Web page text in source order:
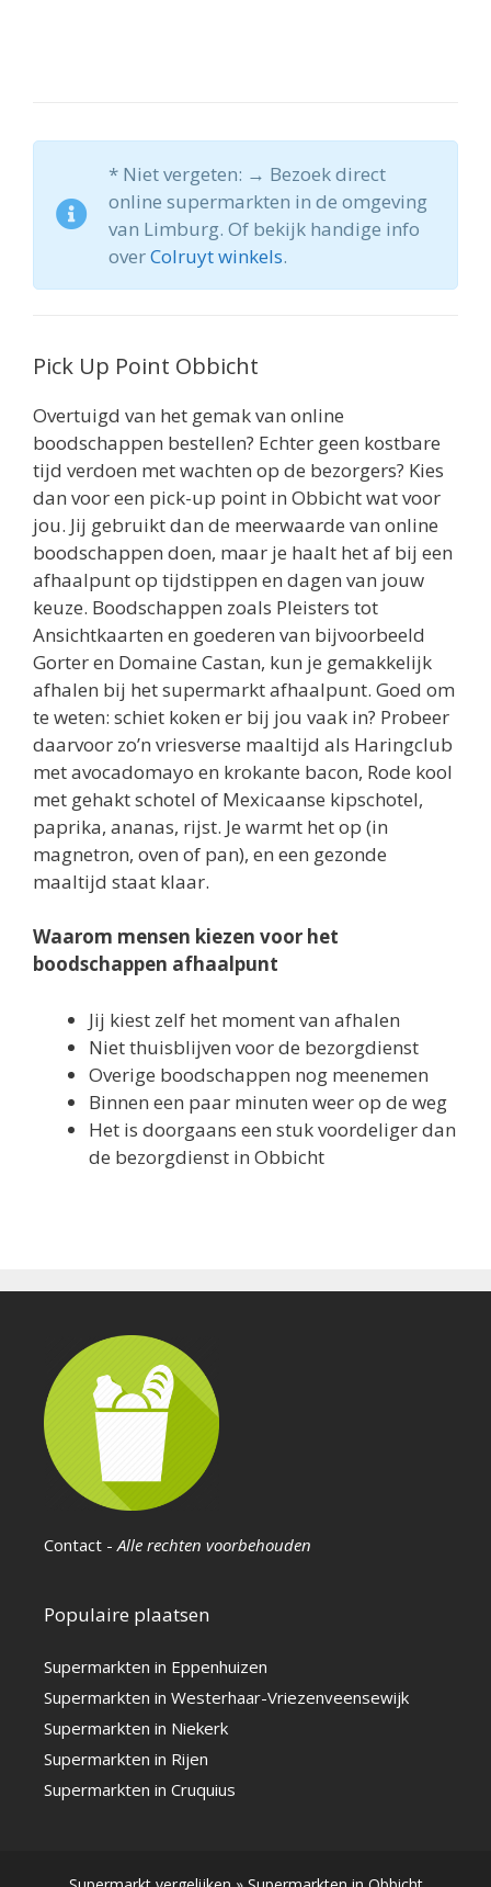
* Niet vergeten: → Bezoek direct
online supermarkten in de omgeving
van Limburg. Of bekijk handige info
overColruyt winkels.
Pick Up Point Obbicht
Overtuigd van het gemak van online
boodschappen bestellen? Echter geen kostbare
tijd verdoen met wachten op de bezorgers? Kies
dan voor een pick-up point in Obbicht wat voor
jou. Jij gebruikt dan de meerwaarde van online
boodschappen doen, maar je haalt het af bij een
afhaalpunt op tijdstippen en dagen van jouw
keuze. Boodschappen zoals Pleisters tot
Ansichtkaarten en goederen van bijvoorbeeld
Gorter en Domaine Castan, kun je gemakkelijk
afhalen bij het supermarkt afhaalpunt. Goed om
te weten: schiet koken er bij jou vaak in? Probeer
daarvoor zo’n vriesverse maaltijd als Haringclub
met avocadomayo en krokante bacon, Rode kool
met gehakt schotel of Mexicaanse kipschotel,
paprika, ananas, rijst. Je warmt het op (in
magnetron, oven of pan), en een gezonde
maaltijd staat klaar.
Waarom mensen kiezen voor het
boodschappen afhaalpunt
Jij kiest zelf het moment van afhalen
Niet thuisblijven voor de bezorgdienst
Overige boodschappen nog meenemen
Binnen een paar minuten weer op de weg
Het is doorgaans een stuk voordeliger dan
de bezorgdienst in Obbicht
Contact -Alle rechten voorbehouden
Populaire plaatsen
Supermarkten in Eppenhuizen
Supermarkten in Westerhaar-Vriezenveensewijk
Supermarkten in Niekerk
Supermarkten in Rijen
Supermarkten in Cruquius